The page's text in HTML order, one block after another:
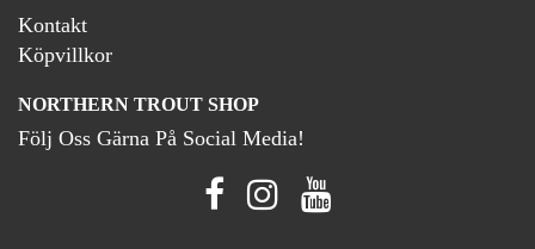
Kontakt
Köpvillkor
NORTHERN TROUT SHOP
Följ Oss Gärna På Social Media!